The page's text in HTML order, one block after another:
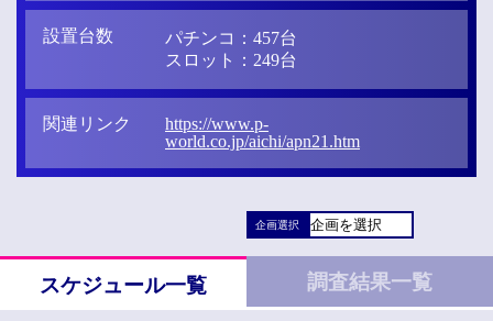
設置台数
パチンコ：457台
スロット：249台
関連リンク
https://www.p-
world.co.jp/aichi/apn21.htm
企画選択
スケジュール一覧 調査結果一覧